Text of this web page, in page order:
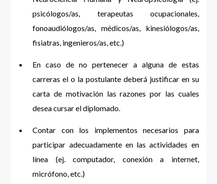
psicólogos/as, terapeutas ocupacionales,
fonoaudiólogos/as, médicos/as, kinesiólogos/as,
fisiatras, ingenieros/as, etc.)
En caso de no pertenecer a alguna de estas
carreras el o la postulante deberá justificar en su
carta de motivación las razones por las cuales
desea cursar el diplomado.
Contar con los implementos necesarios para
participar adecuadamente en las actividades en
línea (ej. computador, conexión a internet,
micrófono, etc.)